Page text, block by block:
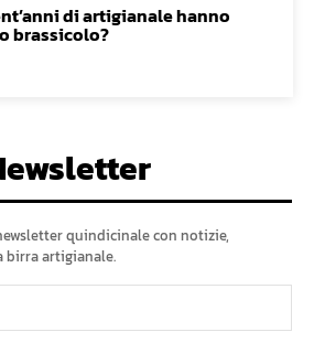
di artigianale hanno
brassicolo?
quindicinale con notizie,
birra artigianale.